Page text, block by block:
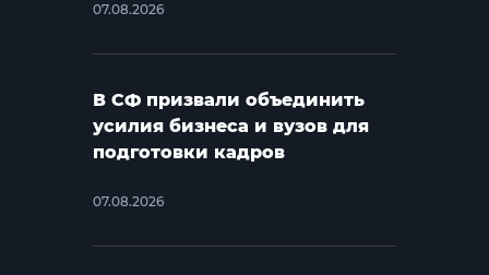
07.08.2026
В СФ призвали объединить
усилия бизнеса и вузов для
подготовки кадров
07.08.2026